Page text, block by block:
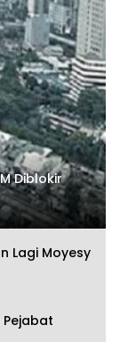
Diblokir
Lagi Moyesy